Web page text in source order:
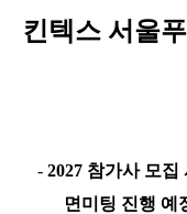
킨텍스 서울
- 2027 참가사 모집
면미팅 진행 예